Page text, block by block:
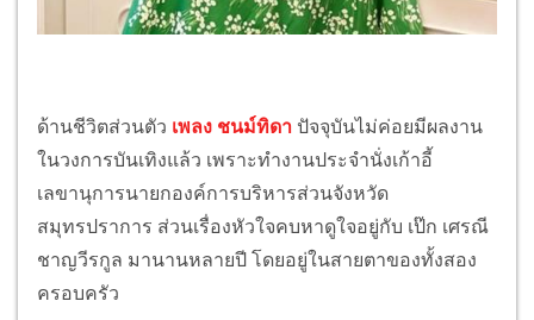
ด้านชีวิตส่วนตัว เพลง ชนม์ทิดา ปัจจุบันไม่ค่อยมีผลงาน
ในวงการบันเทิงแล้ว เพราะทำงานประจำนั่งเก้าอี้
เลขานุการนายกองค์การบริหารส่วนจังหวัด
สมุทรปราการ ส่วนเรื่องหัวใจคบหาดูใจอยู่กับ เป๊ก เศรณี
ชาญวีรกูล มานานหลายปี โดยอยู่ในสายตาของทั้งสอง
ครอบครัว